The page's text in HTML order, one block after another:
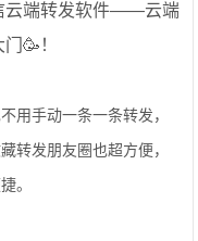
云端转发软件——云端
🥳！
用手动一条一条转发，
转发朋友圈也超方便，
。